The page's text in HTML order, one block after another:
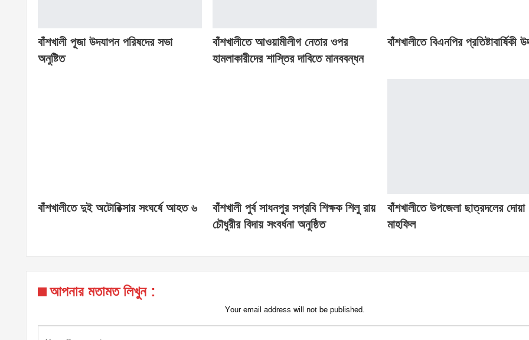
বাঁশখালী পূজা উদযাপন পরিষদের সভা
অনুষ্টিত
বাঁশখালীতে আওয়ামীলীগ নেতার ওপর
হামলাকারীদের শাস্তির দাবিতে মানববন্ধন
বাঁশখালীতে বিএনপির প্রতিষ্টাবার্ষিকী
বাঁশখালীতে দুই অটোরিক্সার সংঘর্ষে আহত ৬
বাঁশখালী পুর্ব সাধনপুর সপ্রবি শিক্ষক শিলু রায়
চৌধুরীর বিদায় সংবর্ধনা অনুষ্ঠিত
বাঁশখালীতে উপজেলা ছাত্রদলের দোয়া
মাহফিল
আপনার মতামত লিখুন :
Your email address will not be published.